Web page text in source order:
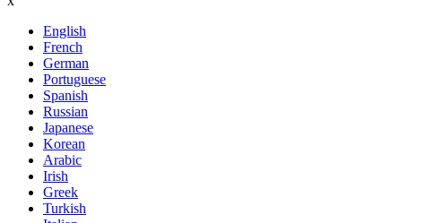
English
French
German
Portuguese
Spanish
Russian
Japanese
Korean
Arabic
Irish
Greek
Turkish